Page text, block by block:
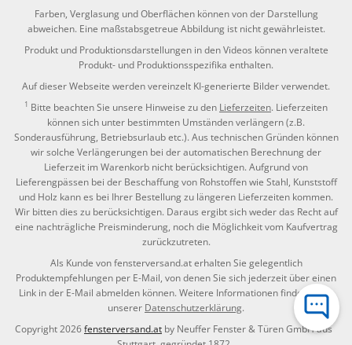
Farben, Verglasung und Oberflächen können von der Darstellung
abweichen. Eine maßstabsgetreue Abbildung ist nicht gewährleistet.
Produkt und Produktionsdarstellungen in den Videos können veraltete
Produkt- und Produktionsspezifika enthalten.
Auf dieser Webseite werden vereinzelt KI-generierte Bilder verwendet.
1 Bitte beachten Sie unsere Hinweise zu den Lieferzeiten. Lieferzeiten
können sich unter bestimmten Umständen verlängern (z.B.
Sonderausführung, Betriebsurlaub etc.). Aus technischen Gründen können
wir solche Verlängerungen bei der automatischen Berechnung der
Lieferzeit im Warenkorb nicht berücksichtigen. Aufgrund von
Lieferengpässen bei der Beschaffung von Rohstoffen wie Stahl, Kunststoff
und Holz kann es bei Ihrer Bestellung zu längeren Lieferzeiten kommen.
Wir bitten dies zu berücksichtigen. Daraus ergibt sich weder das Recht auf
eine nachträgliche Preisminderung, noch die Möglichkeit vom Kaufvertrag
zurückzutreten.
Als Kunde von fensterversand.at erhalten Sie gelegentlich
Produktempfehlungen per E-Mail, von denen Sie sich jederzeit über einen
Link in der E-Mail abmelden können. Weitere Informationen finden Sie in
unserer Datenschutzerklärung.
Copyright 2026fensterversand.at by Neuffer Fenster & Türen GmbH aus